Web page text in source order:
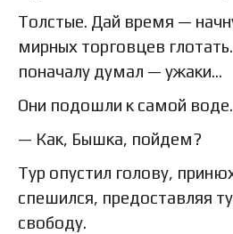
Толстые. Дай время —
мирных торговцев
поначалу думал — ужаки…
Они подошли к самой воде.
— Как, Бышка, пойдем?
Тур опустил голову,
спешился, предоставляя
свободу.